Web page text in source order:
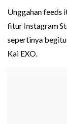
Unggahan feeds
fitur Instagram
sepertinya
Kai EXO.